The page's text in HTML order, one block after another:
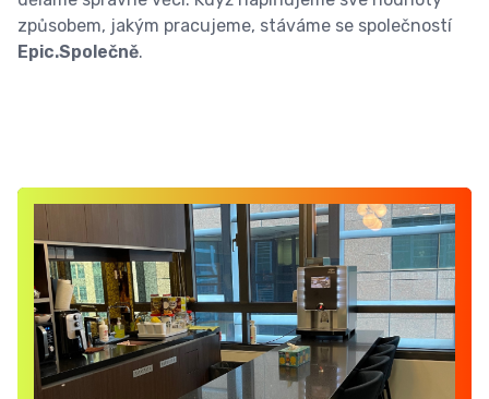
způsobem, jakým pracujeme, stáváme se společností
Epic.Společně.